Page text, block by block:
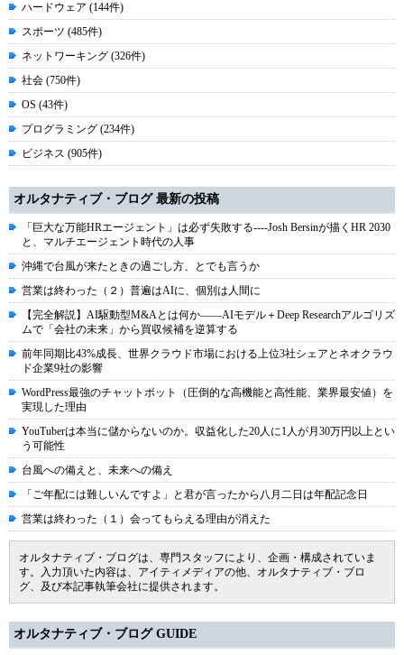
ハードウェア (144件)
スポーツ (485件)
ネットワーキング (326件)
社会 (750件)
OS (43件)
プログラミング (234件)
ビジネス (905件)
オルタナティブ・ブログ 最新の投稿
「巨大な万能HRエージェント」は必ず失敗する----Josh Bersinが描くHR 2030
と、マルチエージェント時代の人事
沖縄で台風が来たときの過ごし方、とでも言うか
営業は終わった（２）普遍はAIに、個別は人間に
【完全解説】AI駆動型M&Aとは何か――AIモデル＋Deep Researchアルゴリズ
ムで「会社の未来」から買収候補を逆算する
前年同期比43%成長、世界クラウド市場における上位3社シェアとネオクラウ
ド企業9社の影響
WordPress最強のチャットボット（圧倒的な高機能と高性能、業界最安値）を
実現した理由
YouTuberは本当に儲からないのか。収益化した20人に1人が月30万円以上とい
う可能性
台風への備えと、未来への備え
「ご年配には難しいんですよ」と君が言ったから八月二日は年配記念日
営業は終わった（１）会ってもらえる理由が消えた
オルタナティブ・ブログは、専門スタッフにより、企画・構成されていま
す。入力頂いた内容は、アイティメディアの他、オルタナティブ・ブロ
グ、及び本記事執筆会社に提供されます。
オルタナティブ・ブログ GUIDE